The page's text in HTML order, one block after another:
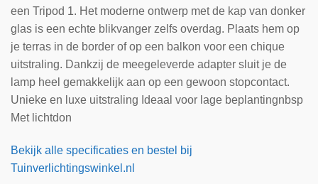
een Tripod 1. Het moderne ontwerp met de kap van donker
glas is een echte blikvanger zelfs overdag. Plaats hem op
je terras in de border of op een balkon voor een chique
uitstraling. Dankzij de meegeleverde adapter sluit je de
lamp heel gemakkelijk aan op een gewoon stopcontact.
Unieke en luxe uitstraling Ideaal voor lage beplantingnbsp
Met lichtdon
Bekijk alle specificaties en bestel bij
Tuinverlichtingswinkel.nl